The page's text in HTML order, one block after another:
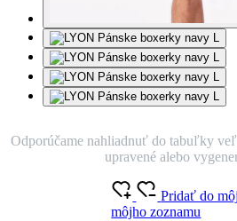
Odporúčame nahliadnuť do tabuľky
upravené alebo
Pridať do
môjho zoznamu